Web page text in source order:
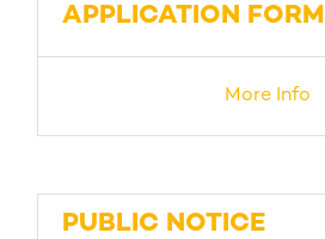
APPLICATION FORM
More Info
PUBLIC NOTICE